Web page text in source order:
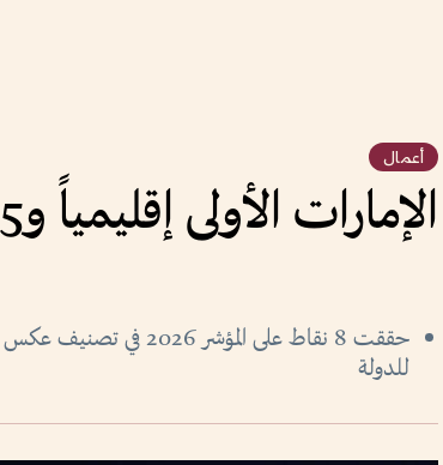
أعمال
الإمارات الأولى إقليمياً و15 عالمياً في «برتلسمان» للتحول الاقتصادي
حققت 8 نقاط على المؤشر
للدولة